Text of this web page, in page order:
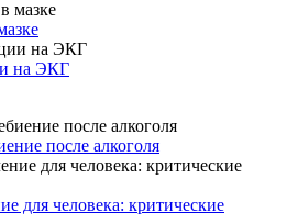
на ЭКГ
после алкоголя
для человека: критические